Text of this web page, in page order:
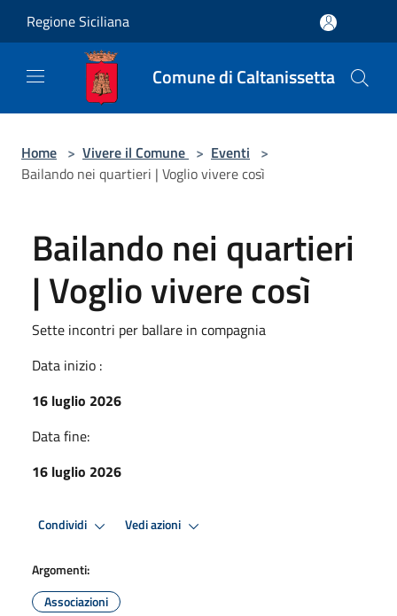
Regione Siciliana
Comune di Caltanissetta
Home > Vivere il Comune > Eventi >
Bailando nei quartieri | Voglio vivere così
Bailando nei quartieri
| Voglio vivere così
Sette incontri per ballare in compagnia
Data inizio :
16 luglio 2026
Data fine:
16 luglio 2026
Condividi Vedi azioni
Argomenti:
Associazioni